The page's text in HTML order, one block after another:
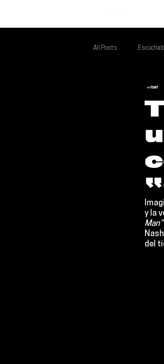
All Posts
Si Te Gusta... Te
Poder Latino Que
y la
Man”
del